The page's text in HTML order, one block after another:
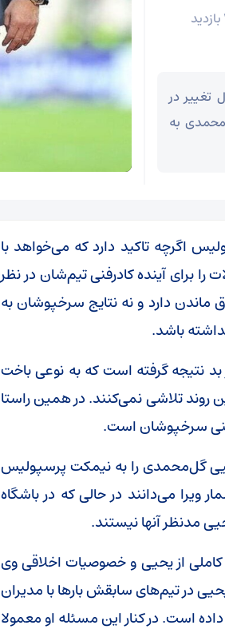
در
به
اگرچه تاکید دارد که می‌خواهد با
را برای آینده کادرفنی تیم‌شان در نظر
ماندن دارد و نه نتایج سرخپوشان به
باشد.
نتیجه گرفته است که به نوعی باخت
روند تلاشی نمی‌کنند. در همین راستا
سرخپوشان است.
گل‌محمدی را به نیمکت پرسپولیس
ویرا می‌دانند در حالی که در باشگاه
مدنظر آنها نیستند.
از یحیی و خصوصیات اخلاقی وی
در تیم‌های سابقش بار‌ها با مدیران
است. در کنار این مسئله او معمولا